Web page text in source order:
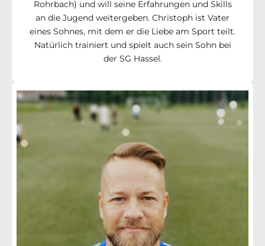
Rohrbach) und will seine Erfahrungen und Skills
an die Jugend weitergeben. Christoph ist Vater
eines Sohnes, mit dem er die Liebe am Sport teilt.
Natürlich trainiert und spielt auch sein Sohn bei
der SG Hassel.